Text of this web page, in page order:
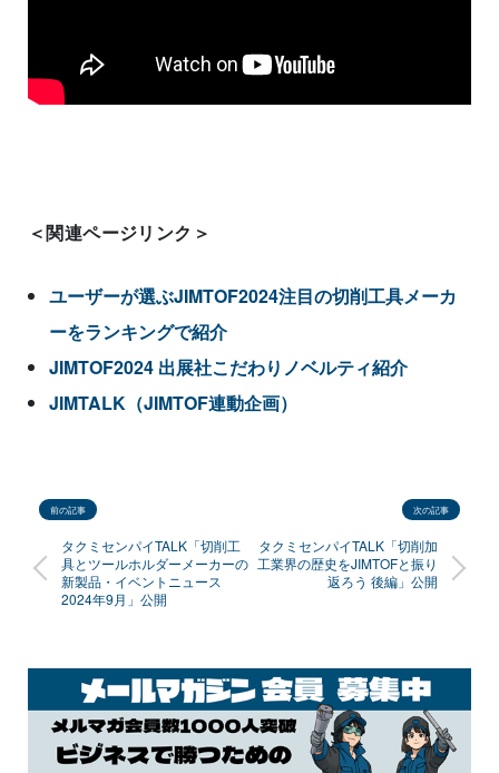
＜関連ページリンク＞
ユーザーが選ぶJIMTOF2024注目の切削工具メーカ
ーをランキングで紹介
JIMTOF2024 出展社こだわりノベルティ紹介
JIMTALK（JIMTOF連動企画）
前の記事
タクミセンパイTALK「切削工
具とツールホルダーメーカーの
新製品・イベントニュース
2024年9月」公開
次の記事
タクミセンパイTALK「切削加
工業界の歴史をJIMTOFと振り
返ろう 後編」公開